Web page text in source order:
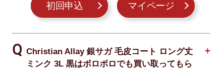
初回申込 マイページ
Christian Allay 銀サガ 毛皮コート ロング丈
ミンク 3L 黒はボロボロでも買い取ってもら